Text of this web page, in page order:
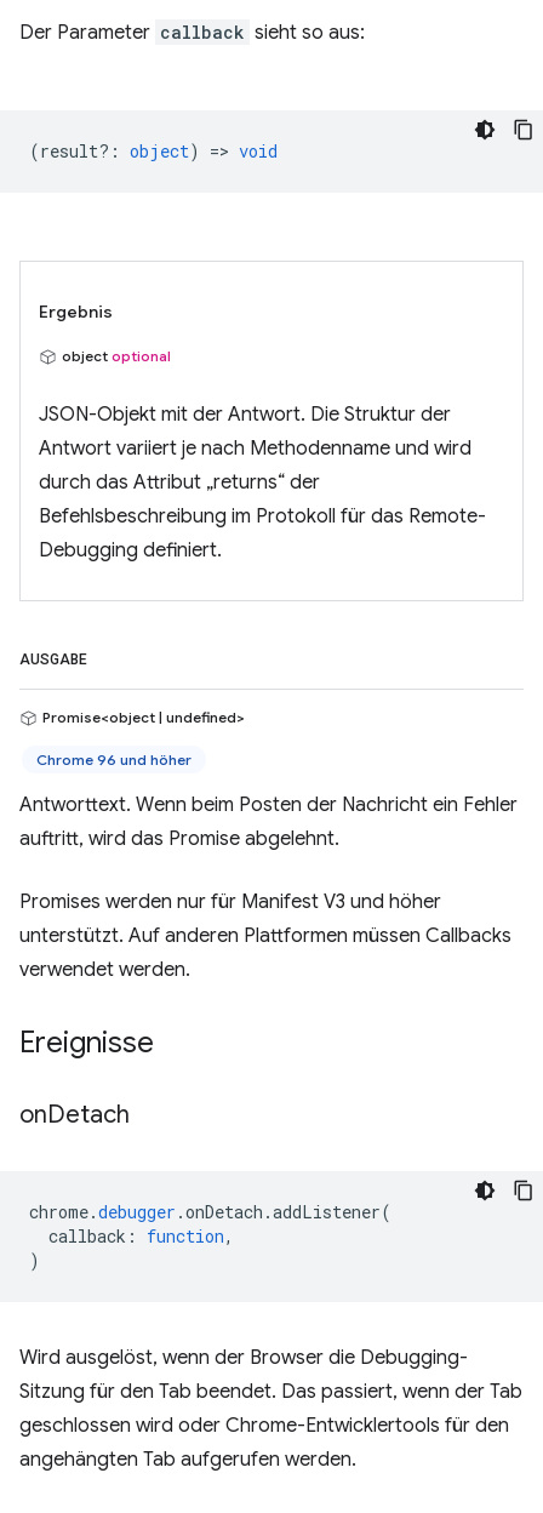
Der Parameter callback sieht so aus:
(result? : object) => void
Ergebnis
object optional
JSON-Objekt mit der Antwort. Die Struktur der
Antwort variiert je nach Methodenname und wird
durch das Attribut „returns“ der
Befehlsbeschreibung im Protokoll für das Remote-
Debugging definiert.
AUSGABE
Promise<object | undefined>
Chrome 96 und höher
Antworttext. Wenn beim Posten der Nachricht ein Fehler
auftritt, wird das Promise abgelehnt.
Promises werden nur für Manifest V3 und höher
unterstützt. Auf anderen Plattformen müssen Callbacks
verwendet werden.
Ereignisse
onDetach
chrome.debugger .onDetach .addListener(
callback : function,
)
Wird ausgelöst, wenn der Browser die Debugging-
Sitzung für den Tab beendet. Das passiert, wenn der Tab
geschlossen wird oder Chrome-Entwicklertools für den
angehängten Tab aufgerufen werden.